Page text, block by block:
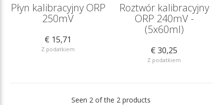
Płyn kalibracyjny ORP
250mV
€ 15,71
Z podatkiem
Roztwór kalibracyjny
ORP 240mV -
(5x60ml)
€ 30,25
Z podatkiem
Seen 2 of the 2 products